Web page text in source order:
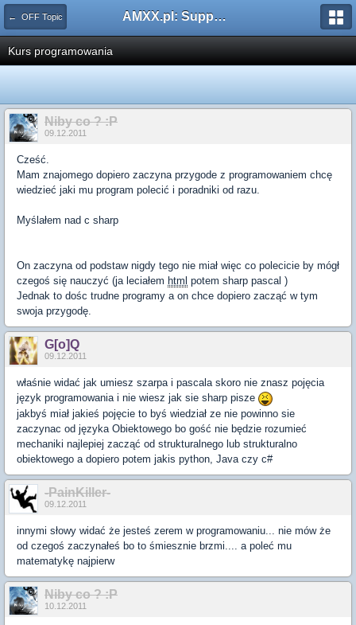
← OFF Topic AMXX.pl: Support AMX Mod X i SourceMod
Kurs programowania
Niby co ? :P
09.12.2011
Cześć.
Mam znajomego dopiero zaczyna przygode z programowaniem chcę
wiedzieć jaki mu program polecić i poradniki od razu.
Myślałem nad c sharp
On zaczyna od podstaw nigdy tego nie miał więc co polecicie by mógł
czegoś się nauczyć (ja leciałem html potem sharp pascal )
Jednak to dośc trudne programy a on chce dopiero zacząć w tym
swoja przygodę.
G[o]Q
09.12.2011
właśnie widać jak umiesz szarpa i pascala skoro nie znasz pojęcia
język programowania i nie wiesz jak sie sharp pisze
jakbyś miał jakieś pojęcie to byś wiedział ze nie powinno sie
zaczynac od języka Obiektowego bo gość nie będzie rozumieć
mechaniki najlepiej zacząć od strukturalnego lub strukturalno
obiektowego a dopiero potem jakis python, Java czy c#
-PainKiller-
09.12.2011
innymi słowy widać że jesteś zerem w programowaniu... nie mów że
od czegoś zaczynałeś bo to śmiesznie brzmi.... a poleć mu
matematykę najpierw
Niby co ? :P
10.12.2011